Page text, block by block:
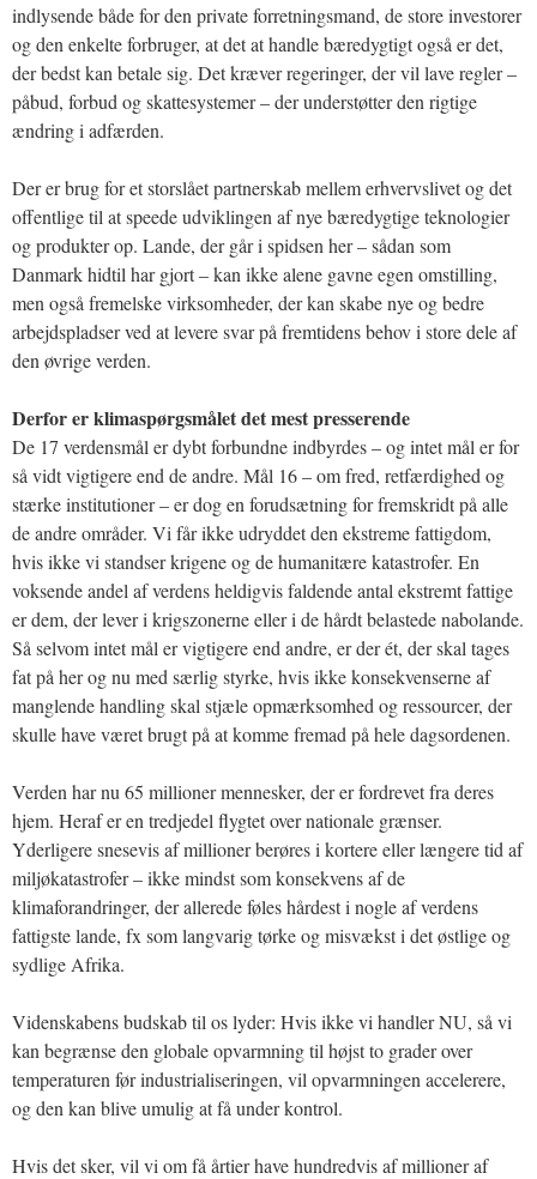
indlysende både for den private forretningsmand, de store investorer
og den enkelte forbruger, at det at handle bæredygtigt også er det,
der bedst kan betale sig. Det kræver regeringer, der vil lave regler –
påbud, forbud og skattesystemer – der understøtter den rigtige
ændring i adfærden.
Der er brug for et storslået partnerskab mellem erhvervslivet og det
offentlige til at speede udviklingen af nye bæredygtige teknologier
og produkter op. Lande, der går i spidsen her – sådan som
Danmark hidtil har gjort – kan ikke alene gavne egen omstilling,
men også fremelske virksomheder, der kan skabe nye og bedre
arbejdspladser ved at levere svar på fremtidens behov i store dele af
den øvrige verden.
Derfor er klimaspørgsmålet det mest presserende
De 17 verdensmål er dybt forbundne indbyrdes – og intet mål er for
så vidt vigtigere end de andre. Mål 16 – om fred, retfærdighed og
stærke institutioner – er dog en forudsætning for fremskridt på alle
de andre områder. Vi får ikke udryddet den ekstreme fattigdom,
hvis ikke vi standser krigene og de humanitære katastrofer. En
voksende andel af verdens heldigvis faldende antal ekstremt fattige
er dem, der lever i krigszonerne eller i de hårdt belastede nabolande.
Så selvom intet mål er vigtigere end andre, er der ét, der skal tages
fat på her og nu med særlig styrke, hvis ikke konsekvenserne af
manglende handling skal stjæle opmærksomhed og ressourcer, der
skulle have været brugt på at komme fremad på hele dagsordenen.
Verden har nu 65 millioner mennesker, der er fordrevet fra deres
hjem. Heraf er en tredjedel flygtet over nationale grænser.
Yderligere snesevis af millioner berøres i kortere eller længere tid af
miljøkatastrofer – ikke mindst som konsekvens af de
klimaforandringer, der allerede føles hårdest i nogle af verdens
fattigste lande, fx som langvarig tørke og misvækst i det østlige og
sydlige Afrika.
Videnskabens budskab til os lyder: Hvis ikke vi handler NU, så vi
kan begrænse den globale opvarmning til højst to grader over
temperaturen før industrialiseringen, vil opvarmningen accelerere,
og den kan blive umulig at få under kontrol.
Hvis det sker, vil vi om få årtier have hundredvis af millioner af